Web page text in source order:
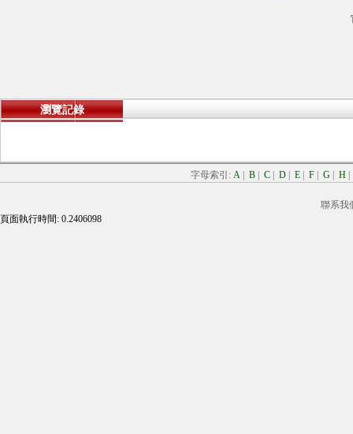
瀏覽記錄
字母索引: A B C D E F G H
聯系我
頁面執行時間: 0.2406098